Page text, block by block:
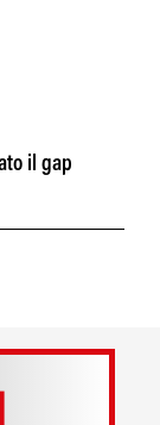
il gap